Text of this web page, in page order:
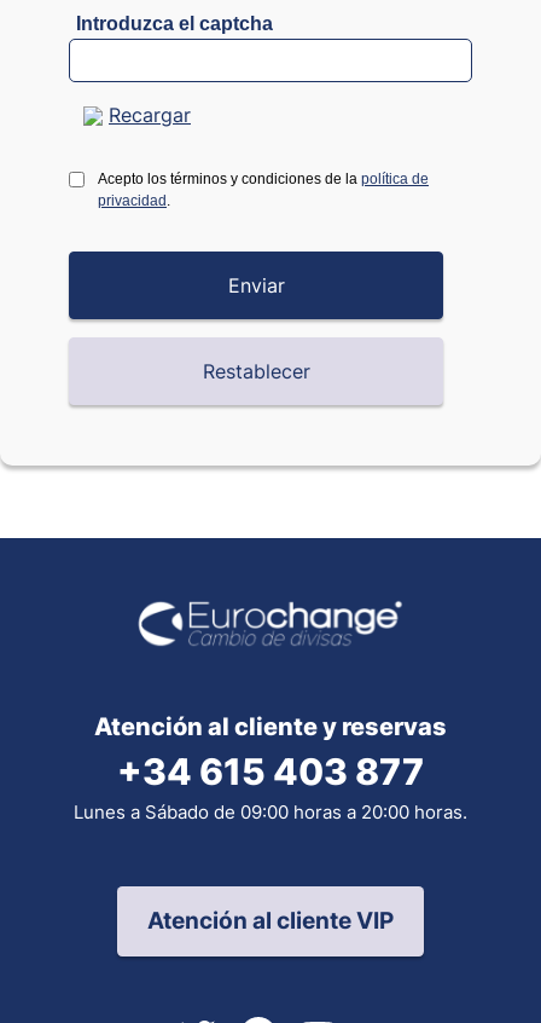
Introduzca el captcha
Recargar
Acepto los términos y condiciones de la política de
privacidad.
Atención al cliente y reservas
+34 615 403 877
Lunes a Sábado de 09:00 horas a 20:00 horas.
Atención al cliente VIP